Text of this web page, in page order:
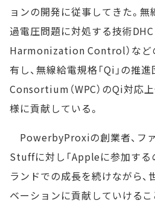
ョンの開発に従事してきた。
過電圧問題に対処する技術
Harmonization Control）など
有し、無線給電規格「Qi」の推
Consortium（WPC）のQi対応
様に貢献している。
PowerbyProxiの創業者、フ
Stuffに対し「Appleに参加する
ランドでの成長を続けながら、
ベーションに貢献していけるこ